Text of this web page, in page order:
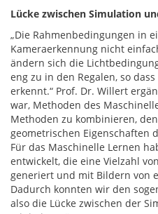
Lücke zwischen Simulation
„Die Rahmenbedingungen in
Kameraerkennung nicht
ändern sich die
eng zu in den Regalen, so
erkennt.“ Prof. Dr. Willert
war, Methoden des
Methoden zu kombinieren,
geometrischen Eigenschaften
Für das Maschinelle Lernen
entwickelt, die eine Vielzahl
generiert und mit Bildern von
Dadurch konnten wir den
also die Lücke zwischen der